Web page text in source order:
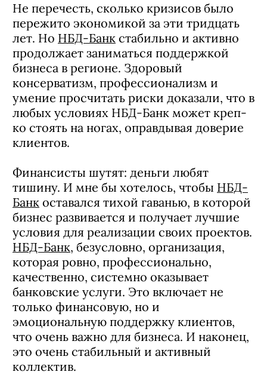
Не перечесть, сколько кризисов было
пережито экономикой за эти тридцать
лет. Но НБД-Банк стабильно и активно
продолжает заниматься поддержкой
бизнеса в регионе. Здоровый
консерватизм, профессионализм и
умение просчитать риски доказали, что в
любых условиях НБД-Банк может креп-
ко стоять на ногах, оправдывая доверие
клиентов.
Финансисты шутят: деньги любят
тишину. И мне бы хотелось, чтобы НБД-
Банк оставался тихой гаванью, в которой
бизнес развивается и получает лучшие
условия для реализации своих проектов.
НБД-Банк, безусловно, организация,
которая ровно, профессионально,
качественно, системно оказывает
банковские услуги. Это включает не
только финансовую, но и
эмоциональную поддержку клиентов,
что очень важно для бизнеса. И наконец,
это очень стабильный и активный
коллектив.